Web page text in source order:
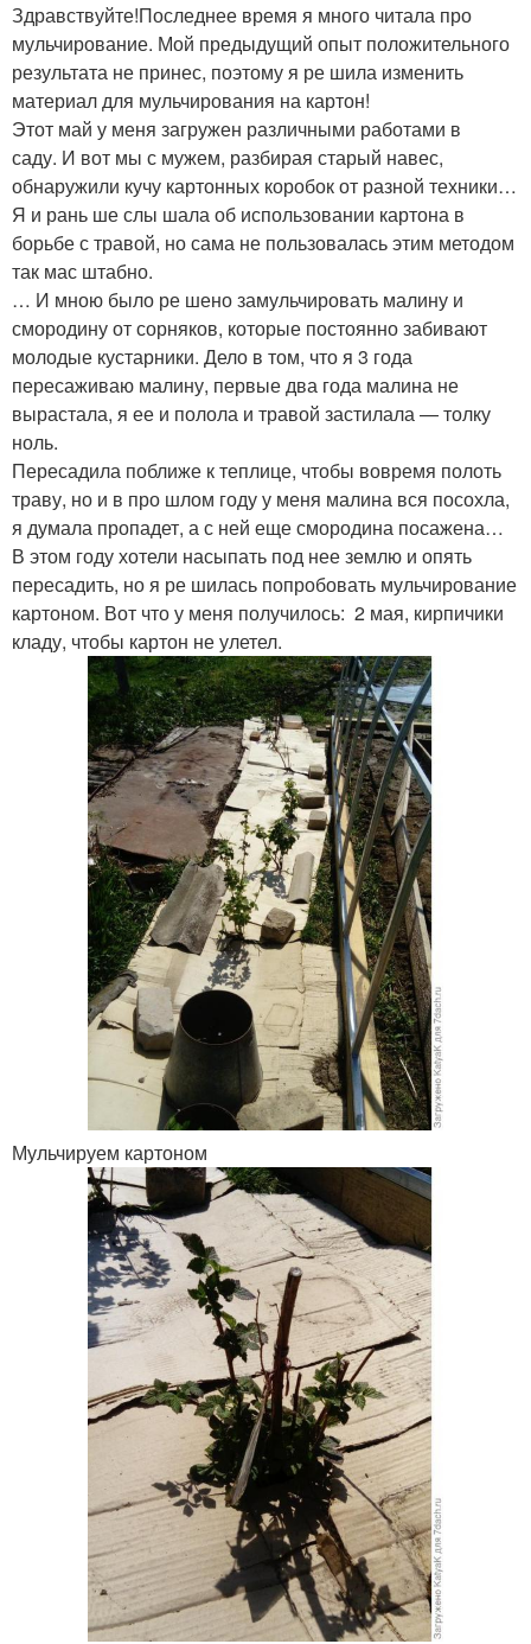
Здравствуйте!Последнее время я много читала про
мульчирование. Мой предыдущий опыт положительного
результата не принес, поэтому я ре шила изменить
материал для мульчирования на картон!
Этот май у меня загружен различными работами в
саду. И вот мы с мужем, разбирая старый навес,
обнаружили кучу картонных коробок от разной техники…
Я и рань ше слы шала об использовании картона в
борьбе с травой, но сама не пользовалась этим методом
так мас штабно.
… И мною было ре шено замульчировать малину и
смородину от сорняков, которые постоянно забивают
молодые кустарники. Дело в том, что я 3 года
пересаживаю малину, первые два года малина не
вырастала, я ее и полола и травой застилала — толку
ноль.
Пересадила поближе к теплице, чтобы вовремя полоть
траву, но и в про шлом году у меня малина вся посохла,
я думала пропадет, а с ней еще смородина посажена…
В этом году хотели насыпать под нее землю и опять
пересадить, но я ре шилась попробовать мульчирование
картоном. Вот что у меня получилось: 2 мая, кирпичики
кладу, чтобы картон не улетел.
Мульчируем картоном